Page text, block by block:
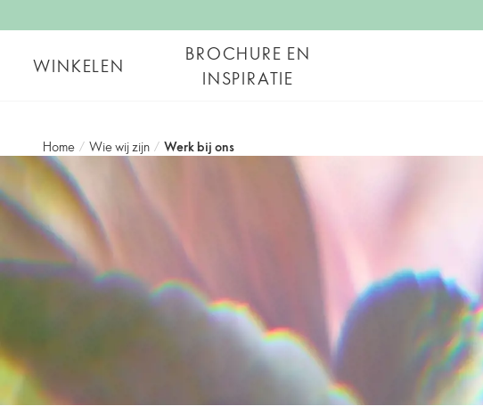
WINKELEN
BROCHURE EN
INSPIRATIE
Home / Wie wij zijn / Werk bij ons